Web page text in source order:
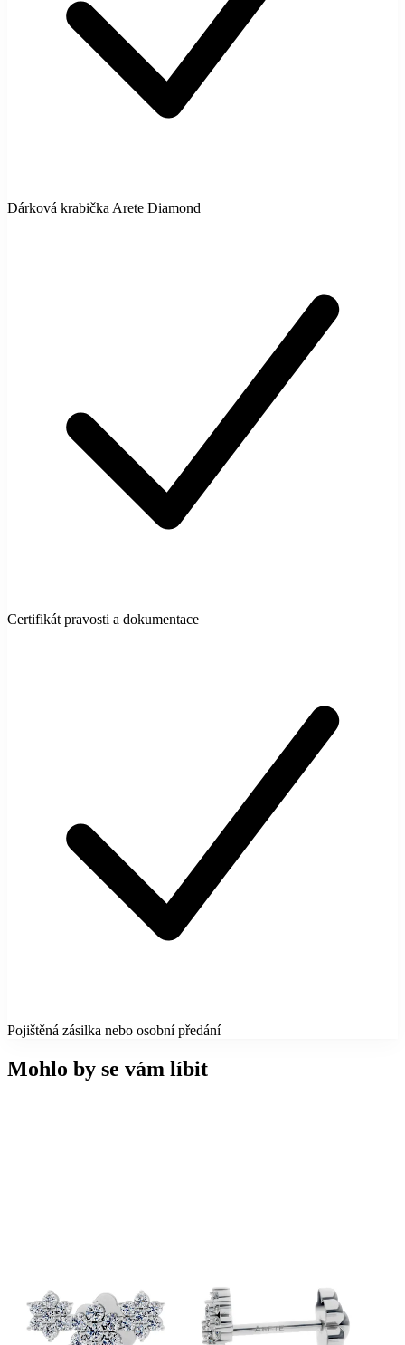
Dárková krabička Arete Diamond
Certifikát pravosti a dokumentace
Pojištěná zásilka nebo osobní předání
Mohlo by se vám líbit